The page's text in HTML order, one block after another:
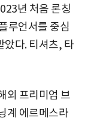
년 처음 론칭
루언서를 중심
았다. 티셔츠, 타
외 프리미엄 브
계 에르메스라